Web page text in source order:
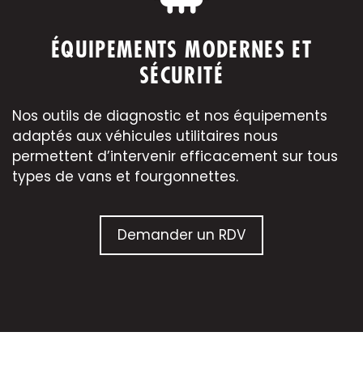
ÉQUIPEMENTS MODERNES ET
SÉCURITÉ
Nos outils de diagnostic et nos équipements
adaptés aux véhicules utilitaires nous
permettent d’intervenir efficacement sur tous
types de vans et fourgonnettes.
Demander un RDV